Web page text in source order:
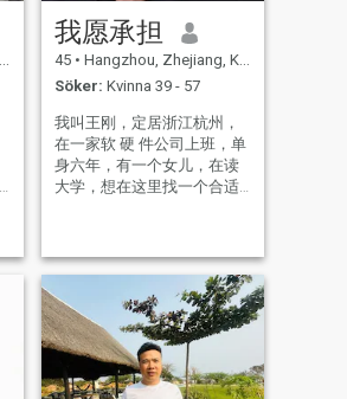
我愿承担
45 • Hangzhou, Zhejiang, Kina
Söker: Kvinna 39 - 57
我叫王刚，定居浙江杭州，
在一家软 硬 件公司上班，单
身六年，有一个女儿，在读
大学，想在这里找一个合适